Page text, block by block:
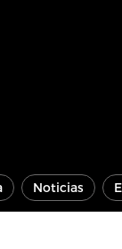
Noticias